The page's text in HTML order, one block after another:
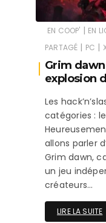
EN COOP' | EN
PARTAGÉ | PC |
Grim
explosion
Les
catégories :
allons parler
Grim dawn,
un jeu
créateurs…
LIRE LA SUITE